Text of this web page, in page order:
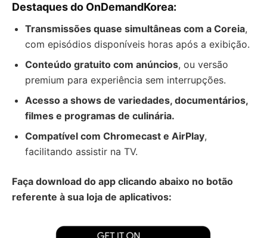
Destaques do OnDemandKorea:
Transmissões quase simultâneas com a Coreia,
com episódios disponíveis horas após a exibição.
Conteúdo gratuito com anúncios, ou versão
premium para experiência sem interrupções.
Acesso a shows de variedades, documentários,
filmes e programas de culinária.
Compatível com Chromecast e AirPlay,
facilitando assistir na TV.
Faça download do app clicando abaixo no botão
referente à sua loja de aplicativos: